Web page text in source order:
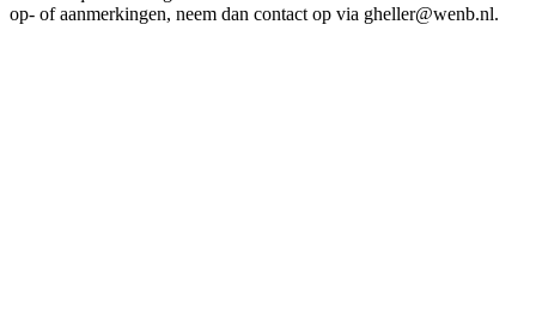
op- of aanmerkingen, neem dan contact op via gheller@wenb.nl.